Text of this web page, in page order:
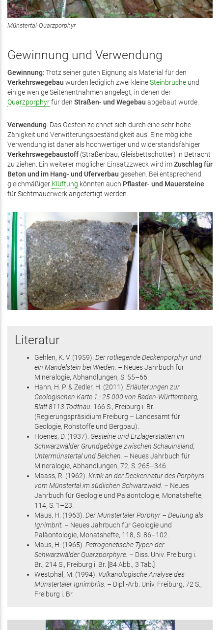
Münstertal-Quarzporphyr
Gewinnung und Verwendung
Gewinnung: Trotz seiner guten Eignung als Material für den
Verkehrswegebau wurden lediglich zwei kleineSteinbrüche und
einige wenige Seitenentnahmen angelegt, in denen der
Quarzporphyrfür den Straßen- und Wegebau abgebaut wurde.
Verwendung: Das Gestein zeichnet sich durch eine sehr hohe
Zähigkeit und Verwitterungsbeständigkeit aus. Eine mögliche
Verwendung ist daher als hochwertiger und widerstandsfähiger
Verkehrswegebaustoff (Straßenbau, Gleisbettschotter) in Betracht
zu ziehen. Ein weiterer möglicher Einsatzzweck wird imZuschlag für
Beton und im Hang- und Uferverbau gesehen. Bei entsprechend
gleichmäßiger Klüftung könnten auch Pflaster- und Mauersteine
für Sichtmauerwerk angefertigt werden.
Literatur
Gehlen, K. V. (1959). Der rotliegende Deckenporphyr und
ein Mandelstein bei Wieden. – Neues Jahrbuch für
Mineralogie, Abhandlungen, S. 55–66.
Hann, H. P. & Zedler, H. (2011). Erläuterungen zur
Geologischen Karte 1 : 25 000 von Baden-Württemberg,
Blatt 8113 Todtnau. 166 S., Freiburg i. Br.
(Regierungspräsidium Freiburg – Landesamt für
Geologie, Rohstoffe und Bergbau).
Hoenes, D. (1937). Gesteine und Erzlagerstätten im
Schwarzwälder Grundgebirge zwischen Schauinsland,
Untermünstertal und Belchen. – Neues Jahrbuch für
Mineralogie, Abhandlungen, 72, S. 265–346.
Maass, R. (1962). Kritik an der Deckennatur des Porphyrs
vom Münstertal im südlichen Schwarzwald. – Neues
Jahrbuch für Geologie und Paläontologie, Monatshefte,
114, S. 1–23.
Maus, H. (1963). Der Münstertäler Porphyr – Deutung als
Ignimbrit. – Neues Jahrbuch für Geologie und
Paläontologie, Monatshefte, 118, S. 86–102.
Maus, H. (1965). Petrogenetische Typen der
Schwarzwälder Quarzporphyre. – Diss. Univ. Freiburg i.
Br., 214 S., Freiburg i. Br. [84 Abb., 3 Tab.]
Westphal, M. (1994). Vulkanologische Analyse des
Münstertäler Ignimbrits. – Dipl.-Arb. Univ. Freiburg, 72 S.,
Freiburg i. Br.